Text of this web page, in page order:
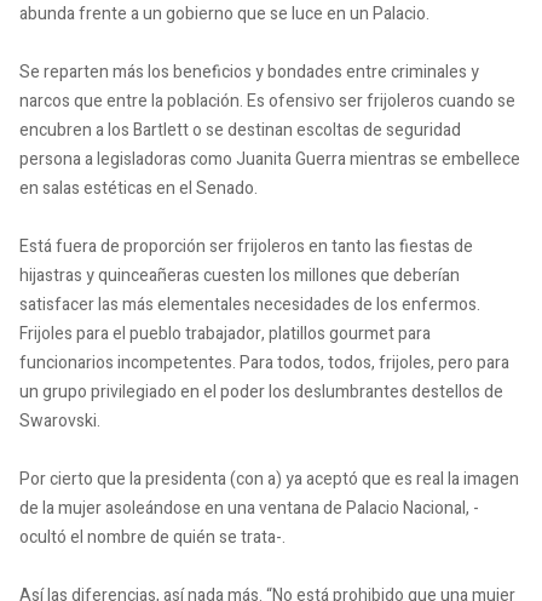
abunda frente a un gobierno que se luce en un Palacio.
Se reparten más los beneficios y bondades entre criminales y
narcos que entre la población. Es ofensivo ser frijoleros cuando se
encubren a los Bartlett o se destinan escoltas de seguridad
persona a legisladoras como Juanita Guerra mientras se embellece
en salas estéticas en el Senado.
Está fuera de proporción ser frijoleros en tanto las fiestas de
hijastras y quinceañeras cuesten los millones que deberían
satisfacer las más elementales necesidades de los enfermos.
Frijoles para el pueblo trabajador, platillos gourmet para
funcionarios incompetentes. Para todos, todos, frijoles, pero para
un grupo privilegiado en el poder los deslumbrantes destellos de
Swarovski.
Por cierto que la presidenta (con a) ya aceptó que es real la imagen
de la mujer asoleándose en una ventana de Palacio Nacional, -
ocultó el nombre de quién se trata-.
Así las diferencias, así nada más. “No está prohibido que una mujer